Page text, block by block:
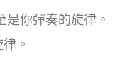
你彈奏的旋律。
。